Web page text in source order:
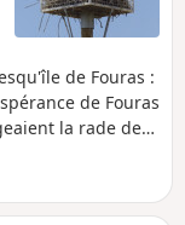
de Fouras :
de Fouras
la rade de